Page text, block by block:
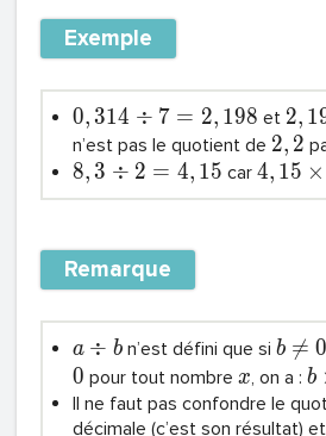
Exemple
0, 314 ÷ 7 = 2, 198 et 2, 1
n’est pas le quotient de 2, 2
8, 3 ÷ 2 = 4, 15 car 4, 15 ×
Remarque
a ÷ bn’est défini que si b 
= 0
0 pour tout nombre x, on a : b
Il ne faut pas confondre le
décimale (c’est son résultat)